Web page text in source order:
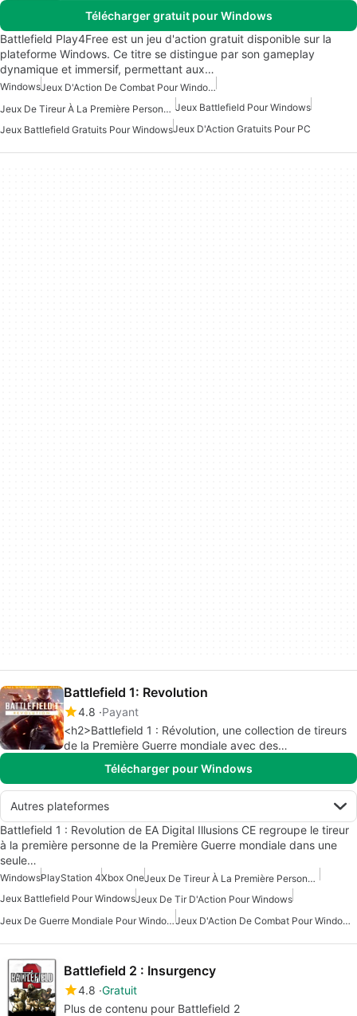
Télécharger gratuit pour Windows
Battlefield Play4Free est un jeu d'action gratuit disponible sur la
plateforme Windows. Ce titre se distingue par son gameplay
dynamique et immersif, permettant aux…
Windows
Jeux D'Action De Combat Pour Windows
Jeux De Tireur À La Première Personne Gratuits Pour Windows Jeux Battlefield Pour Windows
Jeux Battlefield Gratuits Pour WindowsJeux D'Action Gratuits Pour PC
Battlefield 1: Revolution
4.8 Payant
<h2>Battlefield 1 : Révolution, une collection de tireurs
de la Première Guerre mondiale avec des
Télécharger pour Windows
Autres plateformes
Battlefield 1 : Revolution de EA Digital Illusions CE regroupe le tireur
à la première personne de la Première Guerre mondiale dans une
seule…
WindowsPlayStation 4Xbox One
Jeux De Tireur À La Première Personne Pour Windows
Jeux Battlefield Pour WindowsJeux De Tir D'Action Pour Windows
Jeux De Guerre Mondiale Pour Windows
Jeux D'Action De Combat Pour Windows
Battlefield 2 : Insurgency
4.8 Gratuit
Plus de contenu pour Battlefield 2